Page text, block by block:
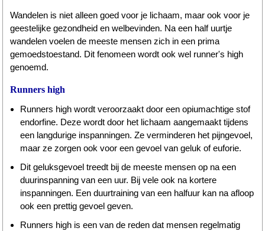
Boeken
Site
Wandelen is niet alleen goed voor je lichaam, maar ook voor je
geestelijke gezondheid en welbevinden. Na een half uurtje
wandelen voelen de meeste mensen zich in een prima
gemoedstoestand. Dit fenomeen wordt ook wel runner's high
genoemd.
Runners high
Runners high wordt veroorzaakt door een opiumachtige stof
endorfine. Deze wordt door het lichaam aangemaakt tijdens
een langdurige inspanningen. Ze verminderen het pijngevoel,
maar ze zorgen ook voor een gevoel van geluk of euforie.
Dit geluksgevoel treedt bij de meeste mensen op na een
duurinspanning van een uur. Bij vele ook na kortere
inspanningen. Een duurtraining van een halfuur kan na afloop
ook een prettig gevoel geven.
Runners high is een van de reden dat mensen regelmatig